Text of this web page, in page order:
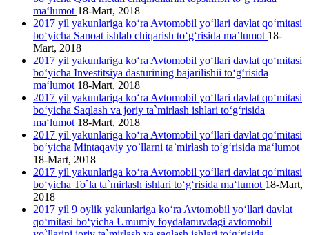
ma‘lumot 18-Mart, 2018
2017 yil yakunlariga ko‘ra Avtomobil yo‘llari davlat qo‘mitasi
bo‘yicha Sanoat ishlab chiqarish to‘g‘risida ma’lumot 18-
Mart, 2018
2017 yil yakunlariga ko‘ra Avtomobil yo‘llari davlat qo‘mitasi
bo‘yicha Investitsiya dasturining bajarilishii to‘g‘risida
ma‘lumot 18-Mart, 2018
2017 yil yakunlariga ko‘ra Avtomobil yo‘llari davlat qo‘mitasi
bo‘yicha Saqlash va joriy ta`mirlash ishlari to‘g‘risida
ma‘lumot 18-Mart, 2018
2017 yil yakunlariga ko‘ra Avtomobil yo‘llari davlat qo‘mitasi
bo‘yicha Mintaqaviy yo`llarni ta`mirlash to‘g‘risida ma‘lumot
18-Mart, 2018
2017 yil yakunlariga ko‘ra Avtomobil yo‘llari davlat qo‘mitasi
bo‘yicha To`la ta`mirlash ishlari to‘g‘risida ma‘lumot 18-Mart,
2018
2017 yil 9 oylik yakunlariga ko‘ra Avtomobil yo‘llari davlat
qo‘mitasi bo‘yicha Umumiy foydalanuvdagi avtomobil